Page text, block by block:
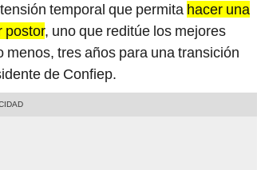
temporal que permita hacer una
postor, uno que reditúe los mejores
menos, tres años para una transición
de Confiep.